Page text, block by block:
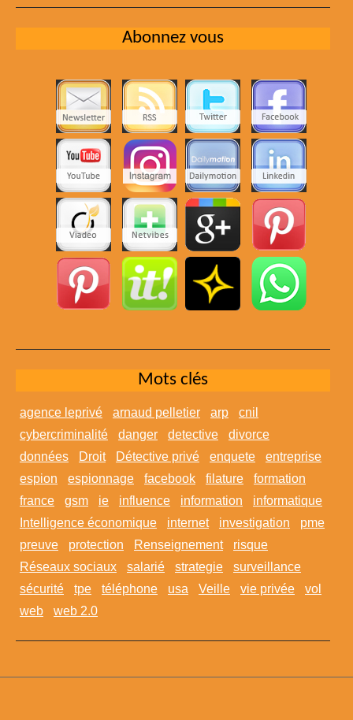
Abonnez vous
Mots clés
agence leprivé arnaud pelletier arp
cnil
cybercriminalité
danger detective
divorce
données
Droit Détective privé enquete
entreprise
espion
espionnage facebook filature
formation
france
gsm ie influence information
informatique
Intelligence économique
internet investigation
pme
preuve
protection Renseignement
risque
Réseaux sociaux
salarié strategie
surveillance
sécurité
tpe téléphone usa Veille vie privée
vol
web
web 2.0